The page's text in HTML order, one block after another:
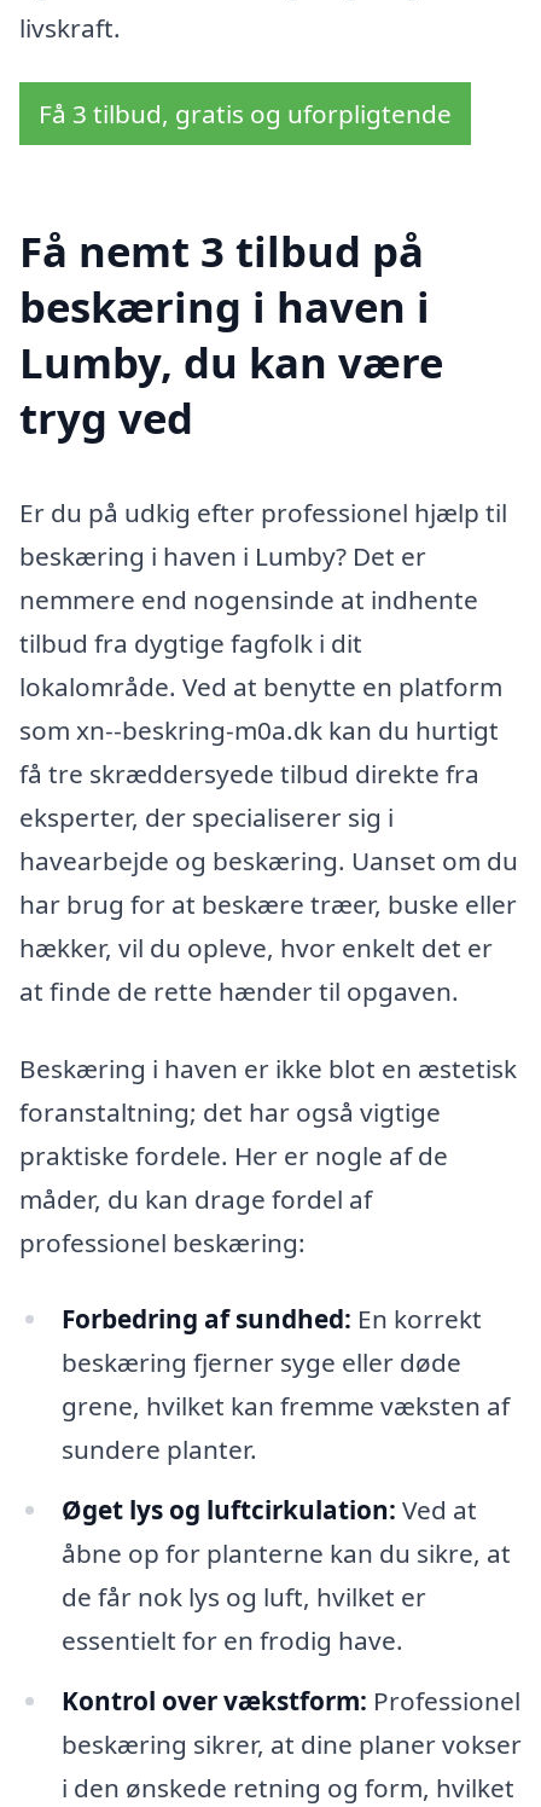
livskraft.
Få 3 tilbud, gratis og uforpligtende
Få nemt 3 tilbud på
beskæring i haven i
Lumby, du kan være
tryg ved
Er du på udkig efter professionel hjælp til
beskæring i haven i Lumby? Det er
nemmere end nogensinde at indhente
tilbud fra dygtige fagfolk i dit
lokalområde. Ved at benytte en platform
som xn--beskring-m0a.dk kan du hurtigt
få tre skræddersyede tilbud direkte fra
eksperter, der specialiserer sig i
havearbejde og beskæring. Uanset om du
har brug for at beskære træer, buske eller
hækker, vil du opleve, hvor enkelt det er
at finde de rette hænder til opgaven.
Beskæring i haven er ikke blot en æstetisk
foranstaltning; det har også vigtige
praktiske fordele. Her er nogle af de
måder, du kan drage fordel af
professionel beskæring:
Forbedring af sundhed: En korrekt
beskæring fjerner syge eller døde
grene, hvilket kan fremme væksten af
sundere planter.
Øget lys og luftcirkulation: Ved at
åbne op for planterne kan du sikre, at
de får nok lys og luft, hvilket er
essentielt for en frodig have.
Kontrol over vækstform: Professionel
beskæring sikrer, at dine planer vokser
i den ønskede retning og form, hvilket